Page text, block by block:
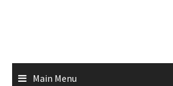
Main Menu